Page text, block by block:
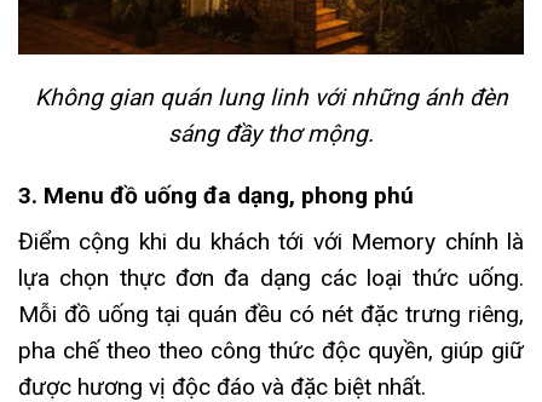
Không gian quán lung linh với những ánh đèn
sáng đầy thơ mộng.
3. Menu đồ uống đa dạng, phong phú
Điểm cộng khi du khách tới với Memory chính là
lựa chọn thực đơn đa dạng các loại thức uống.
Mỗi đồ uống tại quán đều có nét đặc trưng riêng,
pha chế theo theo công thức độc quyền, giúp giữ
được hương vị độc đáo và đặc biệt nhất.